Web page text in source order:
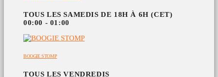
TOUS LES SAMEDIS DE 18H À 6H (CET)
00:00 - 01:00
BOOGIE STOMP
TOUS LES VENDREDIS